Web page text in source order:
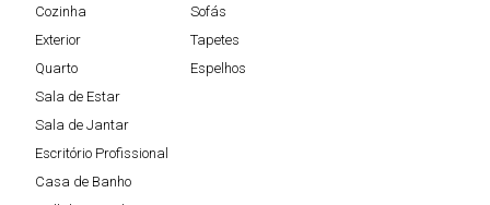
Cozinha
Exterior
Quarto
Sala de Estar
Sala de Jantar
Escritório Profissional
Casa de Banho
Sofás
Tapetes
Espelhos